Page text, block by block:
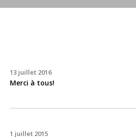
13 juillet 2016
Merci à tous!
1 juillet 2015